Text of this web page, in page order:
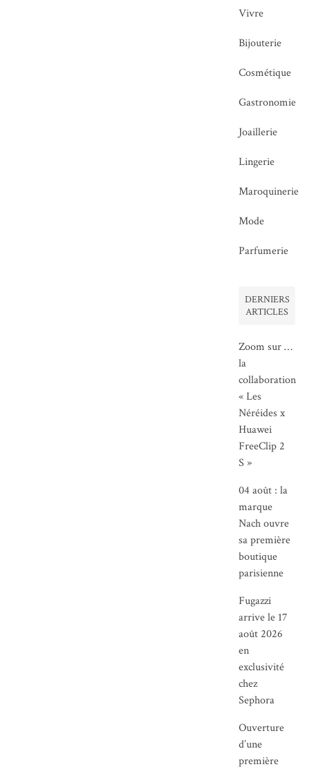
Vivre
Bijouterie
Cosmétique
Gastronomie
Joaillerie
Lingerie
Maroquinerie
Mode
Parfumerie
DERNIERS
ARTICLES
Zoom sur …
la
collaboration
« Les
Néréides x
Huawei
FreeClip 2
S »
04 août : la
marque
Nach ouvre
sa première
boutique
parisienne
Fugazzi
arrive le 17
août 2026
en
exclusivité
chez
Sephora
Ouverture
d’une
première